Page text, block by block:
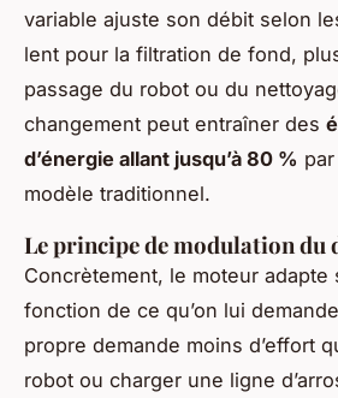
variable ajuste son débit selon
lent pour la filtration de fond,
passage du robot ou du
changement peut entraîner des
d’énergie allant jusqu’à 80 %
modèle traditionnel.
Le principe de modulation du
Concrètement, le moteur adapte
fonction de ce qu’on lui
propre demande moins d’effort
robot ou charger une ligne